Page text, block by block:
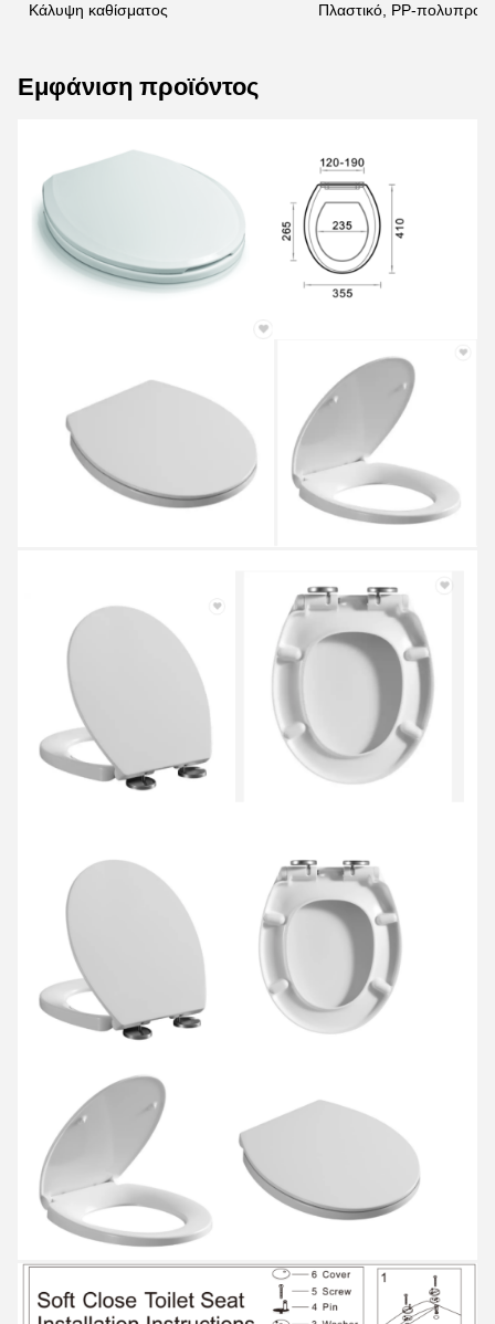
Κάλυψη καθίσματος Πλαστικό, PP-
Εμφάνιση προϊόντος